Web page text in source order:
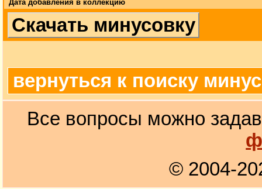
Дата добавления в коллекцию
Скачать минусовку
вернуться к поиску
Все вопросы можно
© 2004-